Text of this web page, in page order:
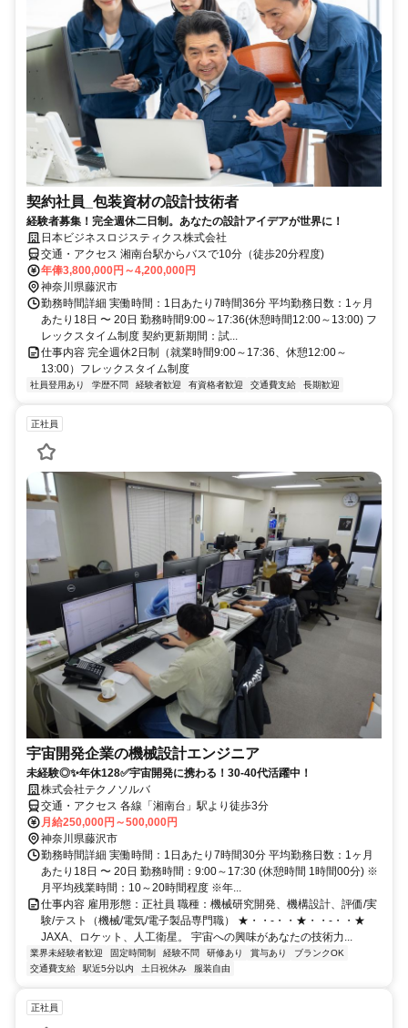
契約社員_包装資材の設計技術者
経験者募集！完全週休二日制。あなたの設計アイデアが世界に！
日本ビジネスロジスティクス株式会社
交通・アクセス 湘南台駅からバスで10分（徒歩20分程度)
年俸3,800,000円～4,200,000円
神奈川県藤沢市
勤務時間詳細 実働時間：1日あたり7時間36分 平均勤務日数：1ヶ月
あたり18日 〜 20日 勤務時間9:00～17:36(休憩時間12:00～13:00) フ
レックスタイム制度 契約更新期間：試...
仕事内容 完全週休2日制（就業時間9:00～17:36、休憩12:00～
13:00）フレックスタイム制度
社員登用あり 学歴不問 経験者歓迎 有資格者歓迎 交通費支給 長期歓迎
正社員
宇宙開発企業の機械設計エンジニア
未経験◎✨年休128✅宇宙開発に携わる！30-40代活躍中！
株式会社テクノソルバ
交通・アクセス 各線「湘南台」駅より徒歩3分
月給250,000円～500,000円
神奈川県藤沢市
勤務時間詳細 実働時間：1日あたり7時間30分 平均勤務日数：1ヶ月
あたり18日 〜 20日 勤務時間：9:00～17:30 (休憩時間 1時間00分) ※
月平均残業時間：10～20時間程度 ※年...
仕事内容 雇用形態：正社員 職種：機械研究開発、機構設計、評価/実
験/テスト（機械/電気/電子製品専門職） ★・・-・・★・・-・・★
JAXA、ロケット、人工衛星。 宇宙への興味があなたの技術力...
業界未経験者歓迎 固定時間制 経験不問 研修あり 賞与あり
ブランクOK
交通費支給
駅近5分以内 土日祝休み 服装自由
正社員